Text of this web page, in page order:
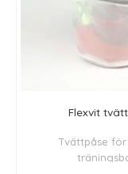
Flexvit
Tvättpåse för